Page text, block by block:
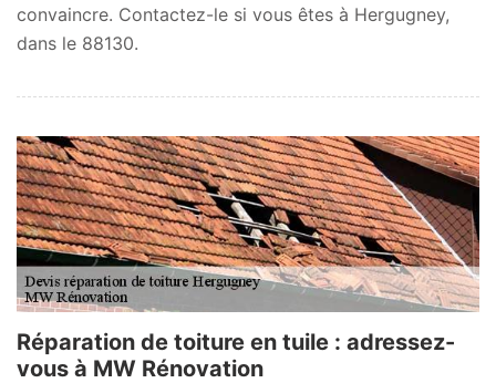
convaincre. Contactez-le si vous êtes à Hergugney,
dans le 88130.
Réparation de toiture en tuile : adressez-
vous à MW Rénovation